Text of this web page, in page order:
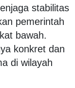
stabilitas
pemerintah
bawah.
konkret dan
di wilayah